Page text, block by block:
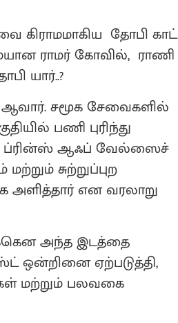
கிராமமாகிய தோபி காட்
ராமர் கோவில், ராணி
யார்..?
சமூக சேவைகளில்
பணி புரிந்து
ப்ரின்ஸ் ஆஃப் வேல்ஸைச்
சுற்றுப்புற
அளித்தார் என வரலாறு
அந்த இடத்தை
ஒன்றினை ஏற்படுத்தி,
மற்றும் பலவகை